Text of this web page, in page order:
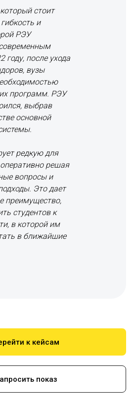
стоит
и
РЭУ
году, после ухода
вузы
программ. РЭУ
выбрав
основной
редкую для
решая
вопросы и
Это дает
преимущество,
студентов к
в которой им
в ближайшие
к кейсам
показ